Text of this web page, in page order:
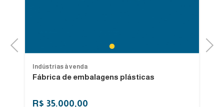
Previous 1
Indústrias à venda
Fábrica de embalagens plásticas
R$ 35.000,00
Next